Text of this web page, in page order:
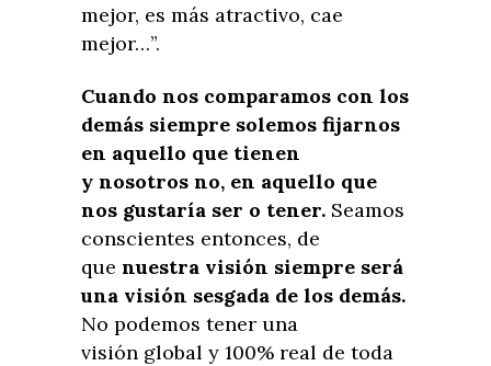
mejor, es más atractivo, cae
mejor…”.
Cuando nos comparamos con los
demás siempre solemos fijarnos
en aquello que tienen
y nosotros no, en aquello que
nos gustaría ser o tener. Seamos
conscientes entonces, de
que nuestra visión siempre será
una visión sesgada de los demás.
No podemos tener una
visión global y 100% real de toda